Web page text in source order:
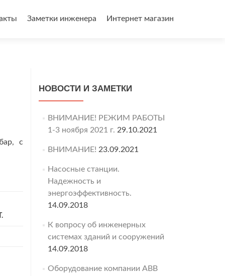
Заметки инженера Интернет магазин
с
НОВОСТИ И ЗАМЕТКИ
ВНИМАНИЕ! РЕЖИМ РАБОТЫ
1-3 ноября 2021 г. 29.10.2021
ВНИМАНИЕ! 23.09.2021
Насосные станции.
Надежность и
энергоэффективность.
14.09.2018
К вопросу об инженерных
системах зданий и сооружений
14.09.2018
Оборудование компании ABB